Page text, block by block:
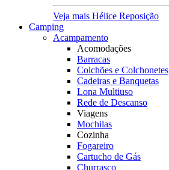
Veja mais Hélice Reposição
Camping
Acampamento
Acomodações
Barracas
Colchões e Colchonetes
Cadeiras e Banquetas
Lona Multiuso
Rede de Descanso
Viagens
Mochilas
Cozinha
Fogareiro
Cartucho de Gás
Churrasco